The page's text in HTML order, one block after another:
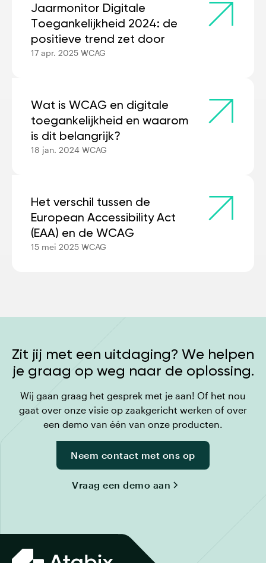
Jaarmonitor Digitale
Toegankelijkheid 2024: de
positieve trend zet door
17 apr. 2025 WCAG
Wat is WCAG en digitale
toegankelijkheid en waarom
is dit belangrijk?
18 jan. 2024 WCAG
Het verschil tussen de
European Accessibility Act
(EAA) en de WCAG
15 mei 2025 WCAG
Zit jij met een uitdaging? We helpen
je graag op weg naar de oplossing.
Wij gaan graag het gesprek met je aan! Of het nou
gaat over onze visie op zaakgericht werken of over
een demo van één van onze producten.
Neem contact met ons op
Vraag een demo aan